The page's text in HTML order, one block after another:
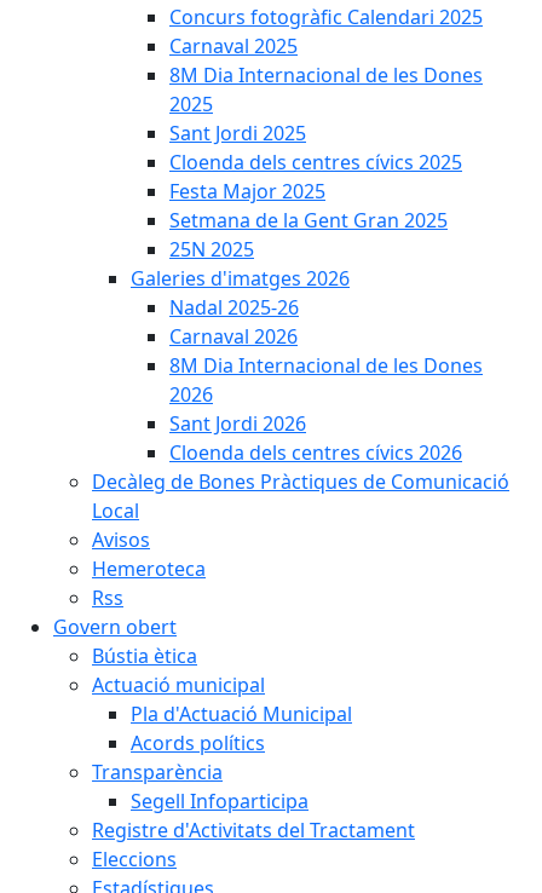
Concurs fotogràfic Calendari 2025
Carnaval 2025
8M Dia Internacional de les Dones
2025
Sant Jordi 2025
Cloenda dels centres cívics 2025
Festa Major 2025
Setmana de la Gent Gran 2025
25N 2025
Galeries d'imatges 2026
Nadal 2025-26
Carnaval 2026
8M Dia Internacional de les Dones
2026
Sant Jordi 2026
Cloenda dels centres cívics 2026
Decàleg de Bones Pràctiques de Comunicació
Local
Avisos
Hemeroteca
Rss
Govern obert
Bústia ètica
Actuació municipal
Pla d'Actuació Municipal
Acords polítics
Transparència
Segell Infoparticipa
Registre d'Activitats del Tractament
Eleccions